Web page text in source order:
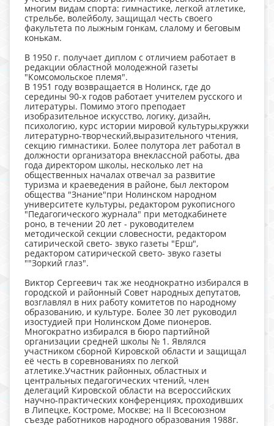
многим видам спорта: гимнастике, легкой атлетике,
стрельбе, волейболу, защищал честь своего
факультета по лыжным гонкам, слалому и беговым
конькам.
В 1950 г. получает диплом с отличием работает в
редакции областной молодежной газеты
"Комсомольское племя".
В 1951 году возвращается в Нолинск, где до
середины 90-х годов работает учителем русского и
литературы. Помимо этого преподает
изобразительное искусство, логику, дизайн,
психологию, курс истории мировой культуры,кружки
литературно-творческий,выразительного чтения,
секцию гимнастики. Более полутора лет работал в
должности организатора внеклассной работы, два
года директором школы, несколько лет на
общественных началах отвечал за развитие
туризма и краеведения в районе, был лектором
общества "Знание"при Нолинском народном
университете культуры, редактором рукописного
"Педагогического журнала" при методкабинете
роно, в течении 20 лет - руководителем
методической секции словесности, редактором
сатирической свето- звуко газеты "Ерш",
редактором сатирической свето- звуко газеты
""Зоркий глаз".
Виктор Сергеевич так же неоднократно избирался в
городской и районный Совет народных депутатов,
возглавлял в них работу комитетов по народному
образованию, и культуре. Более 30 лет руководил
изостудией при Нолинском Доме пионеров.
Многократно избирался в бюро партийной
организации средней школы № 1. Являлся
участником сборной Кировской области и защищал
её честь в соревнованиях по легкой
атлетике.Участник районных, областных и
центральных педагогических чтений, член
делегаций Кировской области на всероссийских
научно-практических конференциях, проходивших
в Липецке, Костроме, Москве; на II Всесоюзном
съезде работников народного образования 1988г.